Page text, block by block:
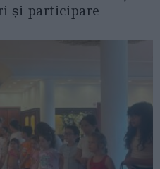
și participare